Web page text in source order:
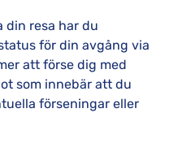
din resa har du
för din avgång via
att förse dig med
som innebär att du
förseningar eller